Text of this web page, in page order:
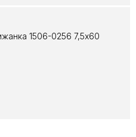
1506-0256 7,5x60